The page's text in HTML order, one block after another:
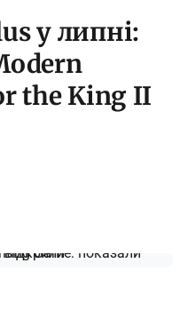
у липні:
the King II